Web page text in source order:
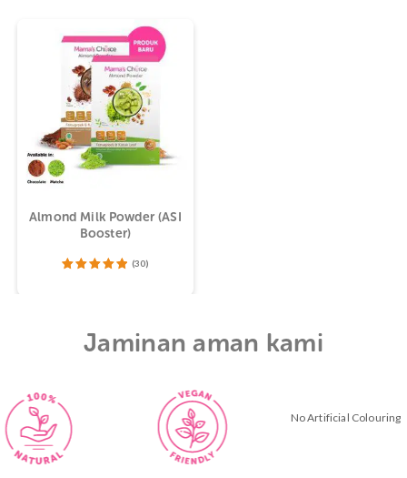
Almond Milk Powder (ASI
Booster)
(30)
Jaminan aman kami
No Artificial Colouring